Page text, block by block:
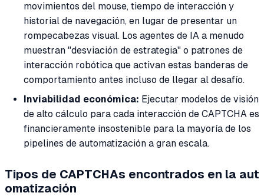
movimientos del mouse, tiempo de interacción y
historial de navegación, en lugar de presentar un
rompecabezas visual. Los agentes de IA a menudo
muestran "desviación de estrategia" o patrones de
interacción robótica que activan estas banderas de
comportamiento antes incluso de llegar al desafío.
Inviabilidad económica: Ejecutar modelos de visión
de alto cálculo para cada interacción de CAPTCHA es
financieramente insostenible para la mayoría de los
pipelines de automatización a gran escala.
Tipos de CAPTCHAs encontrados en la aut
omatización